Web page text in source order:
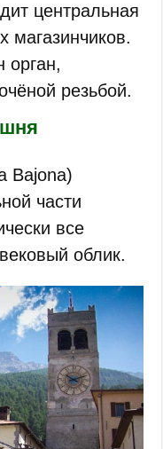
центральная
магазинчиков.
орган,
резьбой.
Bajona)
части
все
облик.